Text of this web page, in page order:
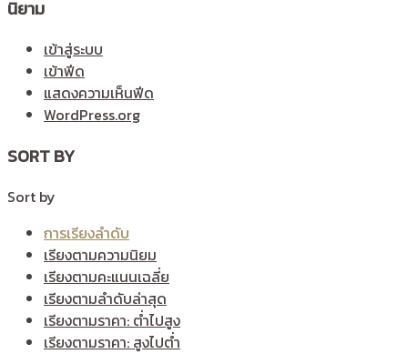
นิยาม
เข้าสู่ระบบ
เข้าฟีด
แสดงความเห็นฟีด
WordPress.org
SORT BY
Sort by
การเรียงลำดับ
เรียงตามความนิยม
เรียงตามคะแนนเฉลี่ย
เรียงตามลำดับล่าสุด
เรียงตามราคา: ต่ำไปสูง
เรียงตามราคา: สูงไปต่ำ